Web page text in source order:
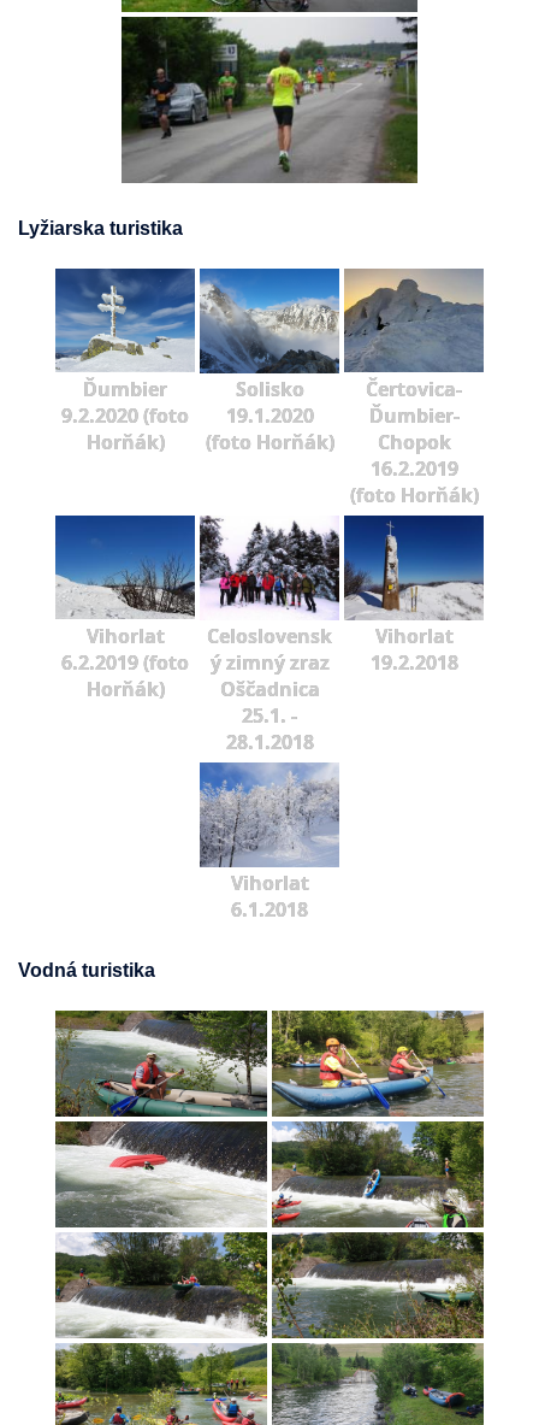
Lyžiarska turistika
Ďumbier
9.2.2020 (foto
Horňák)
Solisko
19.1.2020
(foto Horňák)
Čertovica-
Ďumbier-
Chopok
16.2.2019
(foto Horňák)
Vihorlat
6.2.2019 (foto
Horňák)
Celoslovensk
ý zimný zraz
Oščadnica
25.1. -
28.1.2018
Vihorlat
19.2.2018
Vihorlat
6.1.2018
Vodná turistika